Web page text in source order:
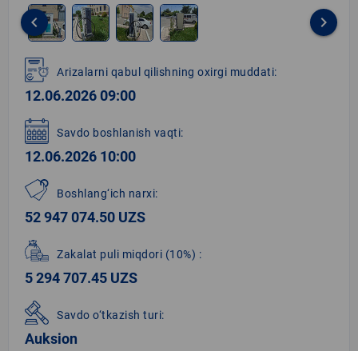
1
of
4
keyboard_arrow_left keyboard_arrow_right
Arizalarni qabul qilishning oxirgi muddati:
12.06.2026 09:00
Savdo boshlanish vaqti:
12.06.2026 10:00
Boshlang‘ich narxi:
52 947 074.50 UZS
Zakalat puli miqdori (10%) :
5 294 707.45 UZS
Savdo o‘tkazish turi:
Auksion